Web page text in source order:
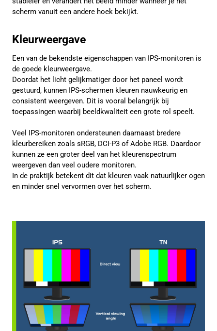
scherm vanuit een andere hoek bekijkt.
Kleurweergave
Een van de bekendste eigenschappen van IPS-monitoren is
de goede kleurweergave.
Doordat het licht gelijkmatiger door het paneel wordt
gestuurd, kunnen IPS-schermen kleuren nauwkeurig en
consistent weergeven. Dit is vooral belangrijk bij
toepassingen waarbij beeldkwaliteit een grote rol speelt.
Veel IPS-monitoren ondersteunen daarnaast bredere
kleurbereiken zoals sRGB, DCI-P3 of Adobe RGB. Daardoor
kunnen ze een groter deel van het kleurenspectrum
weergeven dan veel oudere monitoren.
In de praktijk betekent dit dat kleuren vaak natuurlijker ogen
en minder snel vervormen over het scherm.